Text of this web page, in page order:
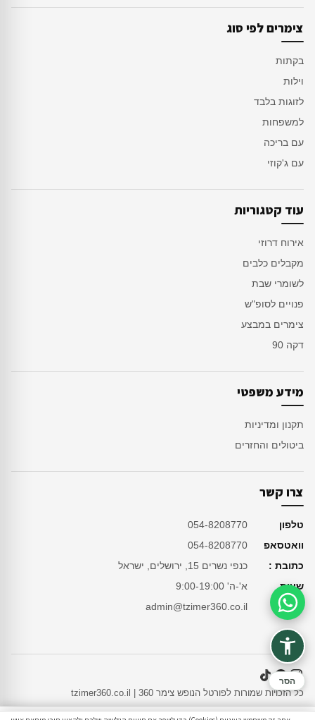
צימרים לפי סוג
בקתות
וילות
לזוגות בלבד
למשפחות
עם בריכה
עם ג'קוזי
עוד קטגוריות
אירוח דרוזי
מקבלים כלבים
לשומרי שבת
פנויים לסופ"ש
צימרים במבצע
דקה 90
מידע משפטי
תקנון ומדיניות
ביטולים והחזרים
צרו קשר
טלפון
054-8208770
וואטסאפ
054-8208770
כתובת :
כנפי נשרים 15, ירושלים, ישראל
שעות
א'-ה' 9:00-19:00
מייל
admin@tzimer360.co.il
כל הזכויות שמורות לפורטל הנופש צימר 360 | tzimer360.co.il
סיוע בהזמנה
הסר